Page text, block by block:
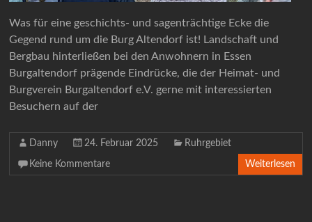
Was für eine geschichts- und sagenträchtige Ecke die
Gegend rund um die Burg Altendorf ist! Landschaft und
Bergbau hinterließen bei den Anwohnern in Essen
Burgaltendorf prägende Eindrücke, die der Heimat- und
Burgverein Burgaltendorf e.V. gerne mit interessierten
Besuchern auf der
Danny 24. Februar 2025 Ruhrgebiet
Keine Kommentare Weiterlesen